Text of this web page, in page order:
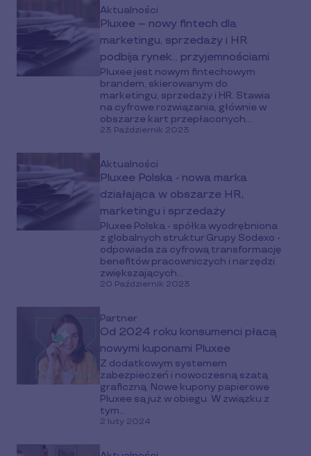
Aktualności
Pluxee – nowy fintech dla
marketingu, sprzedaży i HR
podbija rynek… przyjemnościami
Pluxee jest nowym fintechowym
brandem, skierowanym do
marketingu, sprzedaży i HR. Stawia
na cyfrowe rozwiązania, głównie w
obszarze kart przepłaconych...
23 Październik 2023
Aktualności
Pluxee Polska - nowa marka
działająca w obszarze HR,
marketingu i sprzedaży
Pluxee Polska - spółka wyodrębniona
z globalnych struktur Grupy Sodexo -
odpowiada za cyfrową transformację
benefitów pracowniczych i narzędzi
zwiększających...
20 Październik 2023
Partner
Od 2024 roku konsumenci płacą
nowymi kuponami Pluxee
Z dodatkowym systemem
zabezpieczeń i nowoczesną szatą
graficzną. Nowe kupony papierowe
Pluxee są już w obiegu. W związku z
tym...
2 luty 2024